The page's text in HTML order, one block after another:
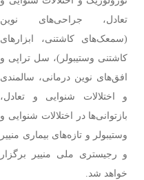
تعادل، جراحی‌های نوین
(سمعک‌های کاشتنی، ابزارهای
کاشتنی وستیبولر)، سل تراپی و
افق‌های نوین درمانی، سالمندی
و اختلالات شنوایی و تعادل،
بازتوانی‌ها در اختلالات شنوایی و
وستیبولر و تازه‌های بیماری منییر
و رجیستری ملی منییر برگزار
خواهد شد.